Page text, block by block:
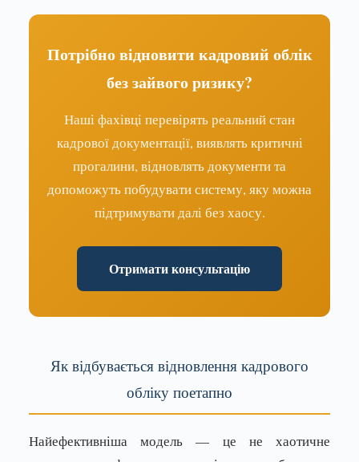
Потрібно відновити кадровий облік
без зайвого ризику?
Наші фахівці перевірять реальний стан
кадрової документації, виявлять критичні
прогалини, відновлять документи та
допоможуть побудувати систему, яку можна
підтримувати далі без хаосу.
Отримати консультацію
Як відбувається відновлення кадрового
обліку поетапно
Найефективніша модель — це не хаотичне